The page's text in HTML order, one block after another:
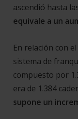
ascendió hasta
equivale a un
En relación con el
sistema de
compuesto por
era de 1.384
supone un